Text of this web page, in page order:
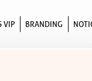
en
VIP BRANDING